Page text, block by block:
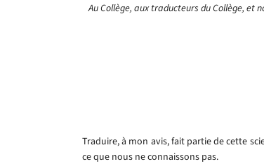
Au Collège, aux traducteurs du Collège,
Traduire, à mon avis, fait partie de cette
ce que nous ne connaissons pas.